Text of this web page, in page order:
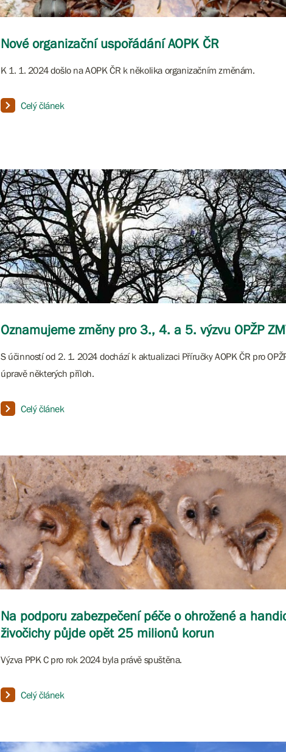
Nové organizační uspořádání AOPK ČR
K 1. 1. 2024 došlo na AOPK ČR k několika organizačním změnám.
Celý článek
Oznamujeme změny pro 3., 4. a 5. výzvu OPŽP
S účinností od 2. 1. 2024 dochází k aktualizaci Příručky AOPK ČR pro
úpravě některých příloh.
Celý článek
Na podporu zabezpečení péče o ohrožené a
živočichy půjde opět 25 milionů korun
Výzva PPK C pro rok 2024 byla právě spuštěna.
Celý článek